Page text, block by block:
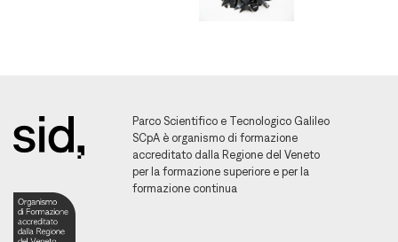
Parco Scientifico e Tecnologico Galileo
SCpA è organismo di formazione
accreditato dalla Regione del Veneto
per la formazione superiore e per la
formazione continua